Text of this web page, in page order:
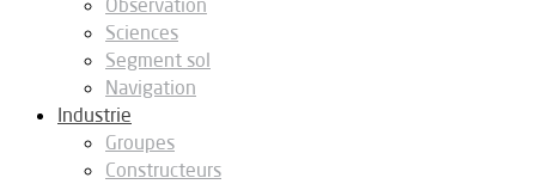
Observation
Sciences
Segment sol
Navigation
Industrie
Groupes
Constructeurs